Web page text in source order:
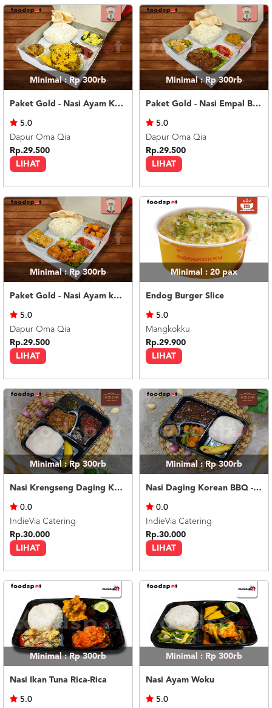
Minimal : Rp 300rb
Paket Gold - Nasi Ayam Kremes
LIHAT
5.0
Dapur Oma Qia
Rp.29.500
Minimal : Rp 300rb
Paket Gold - Nasi Empal Bakar
LIHAT
5.0
Dapur Oma Qia
Rp.29.500
Minimal : Rp 300rb
Paket Gold - Nasi Ayam kuluyuk (asam manis)
LIHAT
5.0
Dapur Oma Qia
Rp.29.500
Minimal : 20 pax
Endog Burger Slice
LIHAT
5.0
Mangkokku
Rp.29.900
Minimal : Rp 300rb
Nasi Krengseng Daging Kentang - Bento Box
LIHAT
0.0
IndieVia Catering
Rp.30.000
Minimal : Rp 300rb
Nasi Daging Korean BBQ - Bento Box
LIHAT
0.0
IndieVia Catering
Rp.30.000
Minimal : Rp 300rb
Nasi Ikan Tuna Rica-Rica
5.0
Minimal : Rp 300rb
Nasi Ayam Woku
5.0